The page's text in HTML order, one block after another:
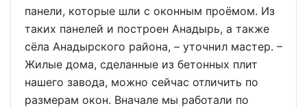
панели, которые шли с оконным проёмом. Из
таких панелей и построен Анадырь, а также
сёла Анадырского района, – уточнил мастер. –
Жилые дома, сделанные из бетонных плит
нашего завода, можно сейчас отличить по
размерам окон. Вначале мы работали по